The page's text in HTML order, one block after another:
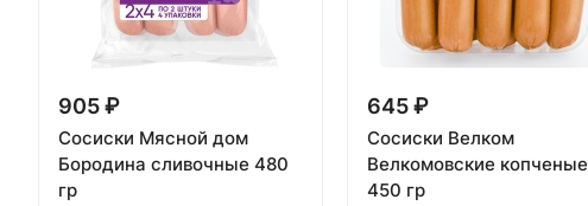
905 ₽
Сосиски Мясной дом
Бородина сливочные 480
гр
645 ₽
Сосиски Велком
Велкомовские копченые
450 гр